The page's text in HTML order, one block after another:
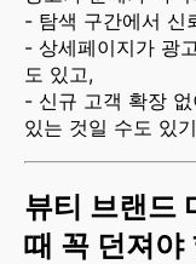
- 탐색 구간에서 신
- 상세페이지가 광
도 있고,
- 신규 고객 확장
있는 것일 수도 있
뷰티 브랜드
때 꼭 던져야